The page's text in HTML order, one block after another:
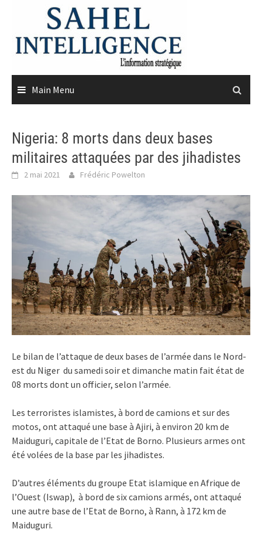
content
Main Menu
Nigeria: 8 morts dans deux bases
militaires attaquées par des jihadistes
2 mai 2021 Frédéric Powelton
Le bilan de l’attaque de deux bases de l’armée dans le Nord-
est du Niger du samedi soir et dimanche matin fait état de
08 morts dont un officier, selon l’armée.
Les terroristes islamistes, à bord de camions et sur des
motos, ont attaqué une base à Ajiri, à environ 20 km de
Maiduguri, capitale de l’Etat de Borno. Plusieurs armes ont
été volées de la base par les jihadistes.
D’autres éléments du groupe Etat islamique en Afrique de
l’Ouest (Iswap), à bord de six camions armés, ont attaqué
une autre base de l’Etat de Borno, à Rann, à 172 km de
Maiduguri.